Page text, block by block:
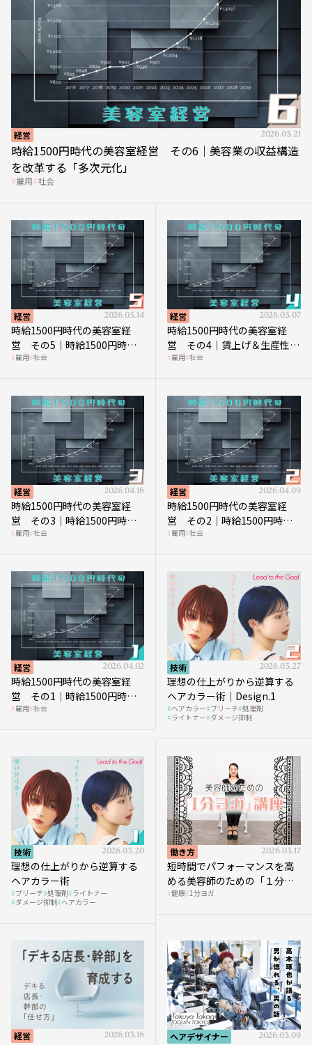
経営 2026.05.21
時給1500円時代の美容室経営 その6｜美容業の収益構造
を改革する「多次元化」
雇用 社会
経営 2026.05.14
時給1500円時代の美容室経
営 その5｜時給1500円時代
の到来は美容業の収益構造を
雇用 社会
経営 2026.05.07
時給1500円時代の美容室経
営 その4｜賃上げ＆生産性向
上につなげる賢い助成金活用
雇用 社会
経営 2026.04.16
時給1500円時代の美容室経
営 その3｜時給1500円時
代、美容業はどのような影響
雇用 社会
経営 2026.04.09
時給1500円時代の美容室経
営 その2｜時給1500円時代
に支払う給与はいくらなのか
雇用 社会
経営 2026.04.02
時給1500円時代の美容室経
営 その1｜時給1500円時代
へ向かう社会的背景
雇用 社会
技術 2026.03.27
理想の仕上がりから逆算する
ヘアカラー術｜Design.1
ヘアカラー ブリーチ 処理剤
ライトナー ダメージ抑制
技術 2026.03.20
理想の仕上がりから逆算する
ヘアカラー術
ブリーチ 処理剤 ライトナー
ダメージ抑制 ヘアカラー
働き方 2026.03.17
短時間でパフォーマンスを高
める美容師のための「１分ヨ
ガ」講座｜実践編
健康 1分ヨガ
経営 2026.03.16 ヘアデザイナー 2026.03.09